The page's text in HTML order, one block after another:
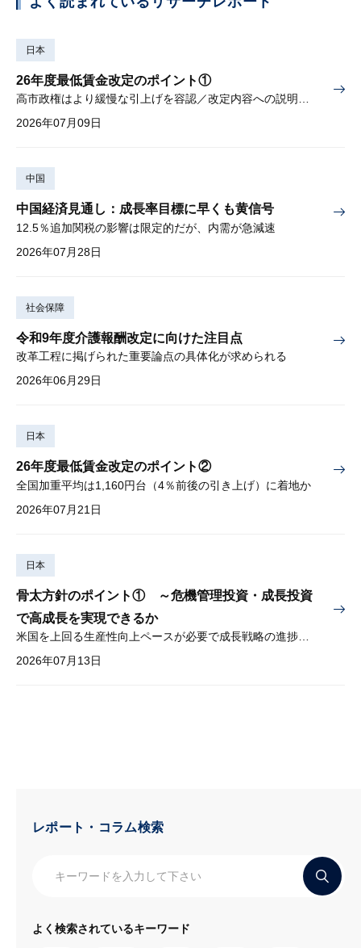
日本
26年度最低賃金改定のポイント①
高市政権はより緩慢な引上げを容認／改定内容への説明責任が焦点
2026年07月09日
中国
中国経済見通し：成長率目標に早くも黄信号
12.5％追加関税の影響は限定的だが、内需が急減速
2026年07月28日
社会保障
令和9年度介護報酬改定に向けた注目点
改革工程に掲げられた重要論点の具体化が求められる
2026年06月29日
日本
26年度最低賃金改定のポイント②
全国加重平均は1,160円台（4％前後の引き上げ）に着地か
2026年07月21日
日本
骨太方針のポイント① ～危機管理投資・成長投資
で高成長を実現できるか
米国を上回る生産性向上ペースが必要で成長戦略の進捗管理も課題
2026年07月13日
レポート・コラム検索
よく検索されているキーワード